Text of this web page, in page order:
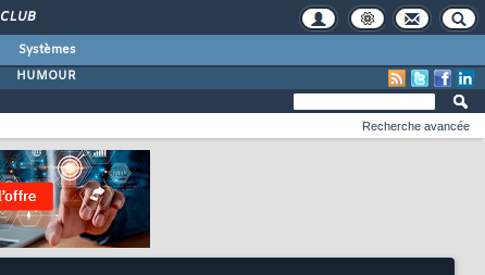
CLUB
Systèmes
HUMOUR
Recherche avancée